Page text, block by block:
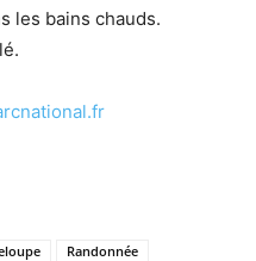
les bains chauds.
Randonnée